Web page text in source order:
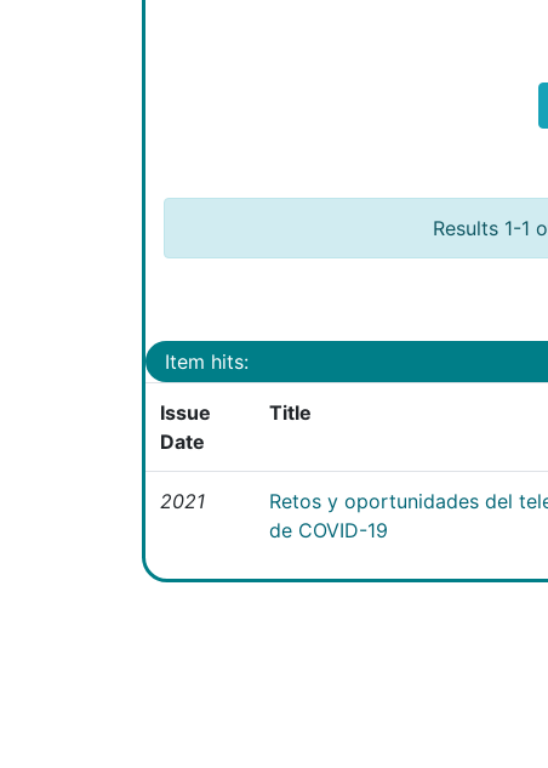
Results 1-1
Item hits:
Issue
Date
Title
2021
Retos y oportunidades del
de COVID-19